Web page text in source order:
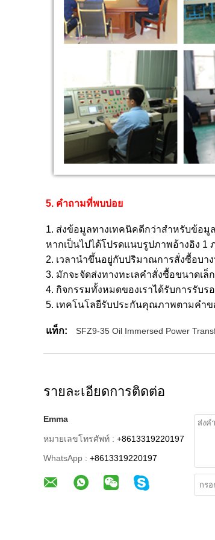
5. คำถามที่พบบ่อย
1. ส่งข้อมูลทางเทคนิคดีกว่าสำหรับข้อมู
หากเป็นไปได้โปรดแนบรูปภาพอ้างอิง 1
2. เวลานำขึ้นอยู่กับปริมาณการสั่งซื้อบา
3. มักจะจัดส่งทางทะเลคำสั่งซื้อขนาดเล็
4. กิจกรรมทั้งหมดของเราได้รับการรับร
5. เทคโนโลยีรับประกันคุณภาพตามคำข
แท็ก: SFZ9-35 Oil Immersed Power
รายละเอียดการติดต่อ
Emma
หมายเลขโทรศัพท์ : +8613319220197
WhatsApp : +8613319220197